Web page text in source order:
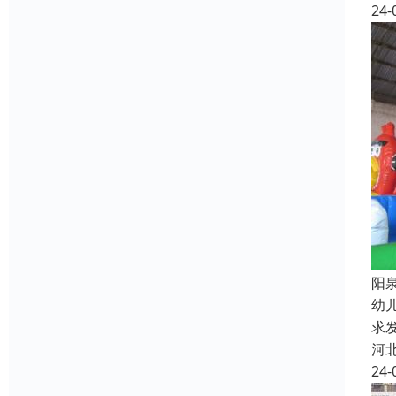
24-
阳
幼
求
河
24-